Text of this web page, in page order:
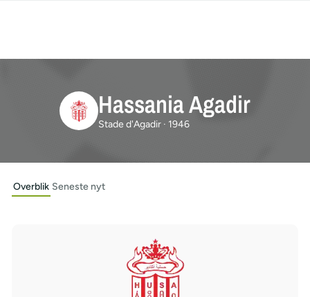
Hassania Agadir
Stade d'Agadir · 1946
Overblik Seneste nyt